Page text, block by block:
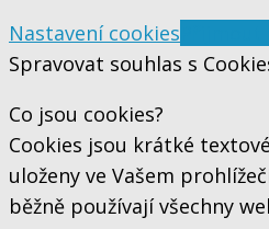
Nastavení cookies
Spravovat souhlas s
Co jsou cookies?
Cookies jsou krátké
uloženy ve Vašem
běžně používají všechny